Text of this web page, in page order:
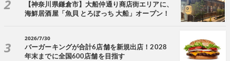
【神奈川県鎌倉市】大船仲通り商店街エリアに、
海鮮居酒屋「魚貝 とろぼっち 大船」オープン！
2026/7/30
バーガーキングが合計6店舗を新規出店！2028
年末までに全国600店舗を目指す